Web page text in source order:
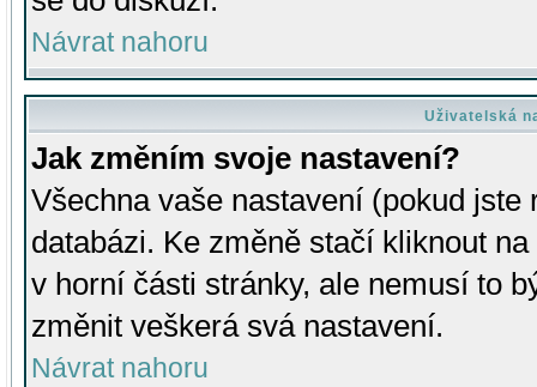
Návrat nahoru
Uživatelská
Jak změním svoje nastavení?
Všechna vaše nastavení (pokud
databázi. Ke změně stačí kliknout
v horní části stránky, ale nemusí to
změnit veškerá svá nastavení.
Návrat nahoru